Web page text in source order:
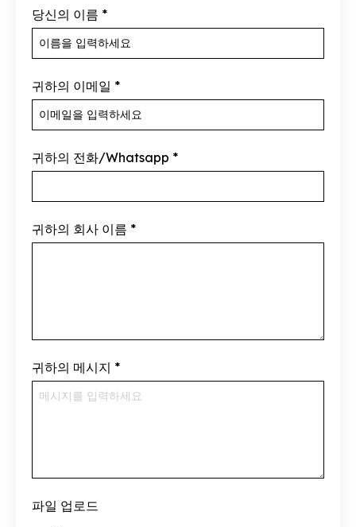
당신의 이름 *
귀하의 이메일 *
귀하의 전화/Whatsapp *
귀하의 회사 이름 *
귀하의 메시지 *
파일 업로드